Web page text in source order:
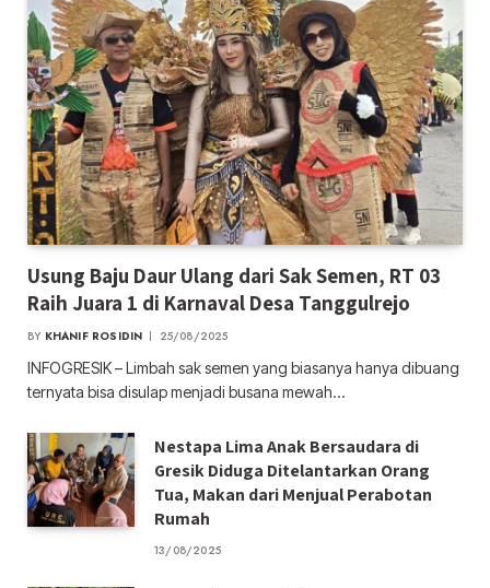
Usung Baju Daur Ulang dari Sak Semen, RT 03
Raih Juara 1 di Karnaval Desa Tanggulrejo
BY KHANIF ROSIDIN 25/08/2025
INFOGRESIK – Limbah sak semen yang biasanya hanya dibuang
ternyata bisa disulap menjadi busana mewah…
Nestapa Lima Anak Bersaudara di
Gresik Diduga Ditelantarkan Orang
Tua, Makan dari Menjual Perabotan
Rumah
13/08/2025